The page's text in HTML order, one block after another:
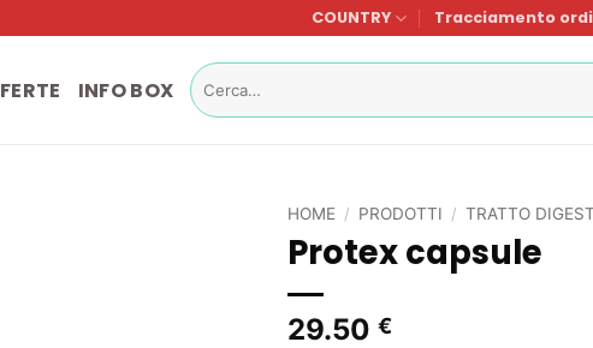
COUNTRY Tracciamento
INFO BOX
Cerca:
HOME / PRODOTTI / TRATTO
Protex capsule
29.50 €